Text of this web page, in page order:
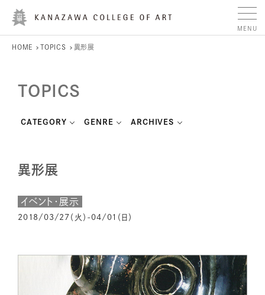
HOME TOPICS 異形展
TOPICS
CATEGORY GENRE ARCHIVES
異形展
イベント・展示
2018/03/27（火）-04/01（日）